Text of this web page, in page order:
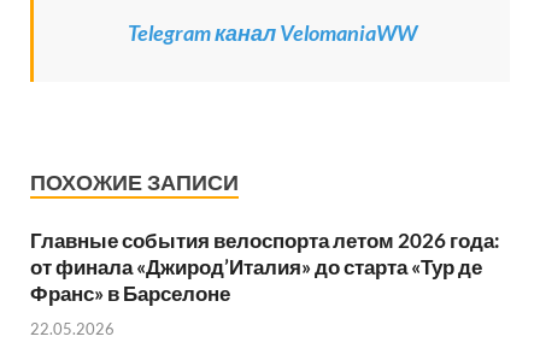
Telegram канал VelomaniaWW
ПОХОЖИЕ ЗАПИСИ
Главные события велоспорта летом 2026 года:
от финала «Джирод’Италия» до старта «Тур де
Франс» в Барселоне
22.05.2026